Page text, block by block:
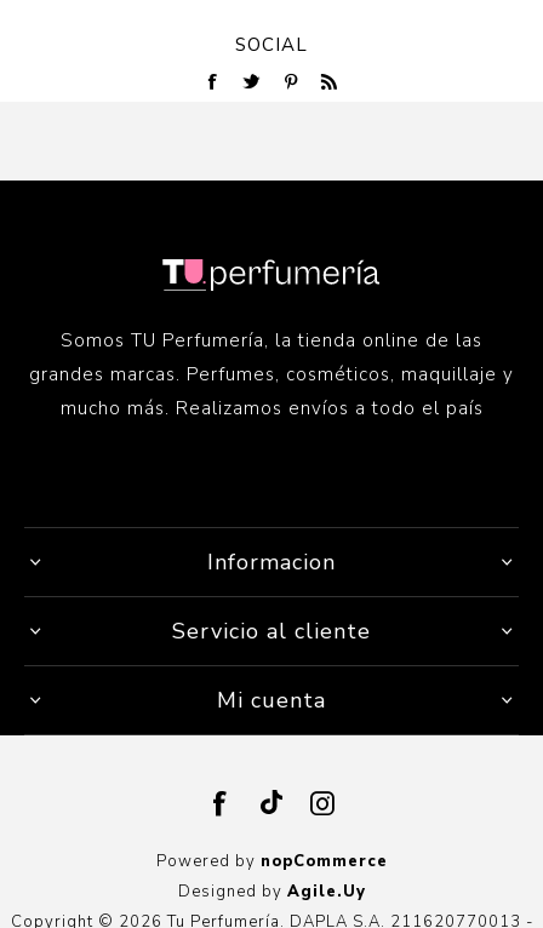
SOCIAL
Somos TU Perfumería, la tienda online de las
grandes marcas. Perfumes, cosméticos, maquillaje y
mucho más. Realizamos envíos a todo el país
Informacion
Servicio al cliente
Mi cuenta
Powered by nopCommerce
Designed by Agile.Uy
Copyright © 2026 Tu Perfumería. DAPLA S.A. 211620770013 -